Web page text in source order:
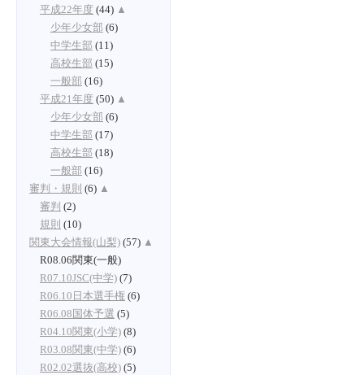
平成22年度 (44) ▲
少年少女部 (6)
中学生部 (11)
高校生部 (15)
一般部 (16)
平成21年度 (50) ▲
少年少女部 (6)
中学生部 (17)
高校生部 (18)
一般部 (16)
審判・規則 (6) ▲
審判 (2)
規則 (10)
関東大会情報(山梨) (57) ▲
R08.06関東(一般)
R07.10JSC(中学) (7)
R06.10日本選手権 (6)
R06.08国体予選 (5)
R04.10関東(小学) (8)
R03.08関東(中学) (6)
R02.02選抜(高校) (5)